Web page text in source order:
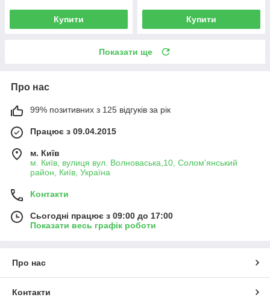
Купити Купити
Показати ще
Про нас
99% позитивних з 125 відгуків за рік
Працює з 09.04.2015
м. Київ
м. Київ, вулиця вул. Волноваська,10, Солом'янський
район, Київ, Україна
Контакти
Сьогодні працює з 09:00 до 17:00
Показати весь графік роботи
Про нас
Контакти